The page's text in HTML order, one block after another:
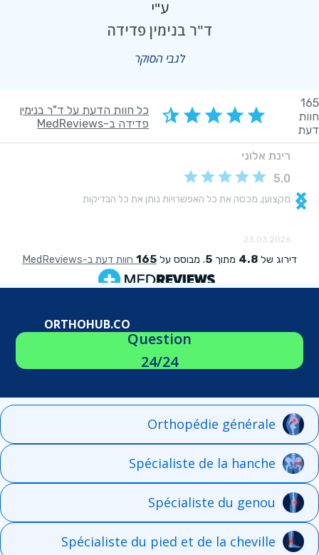
ע"י
ד"ר בנימין פדידה
לגבי הסוקר
ORTHOHUB.CO
Question
24/24
Orthopédie générale
Spécialiste de la hanche
Spécialiste du genou
Spécialiste du pied et de la cheville